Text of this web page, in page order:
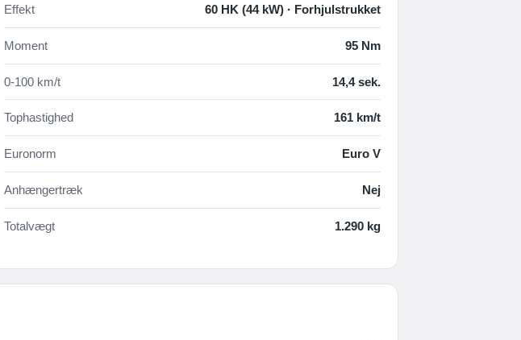
Effekt 60 HK (44 kW) · Forhjulstrukket
Moment 95 Nm
0-100 km/t 14,4 sek.
Tophastighed 161 km/t
Euronorm Euro V
Anhængertræk Nej
Totalvægt 1.290 kg